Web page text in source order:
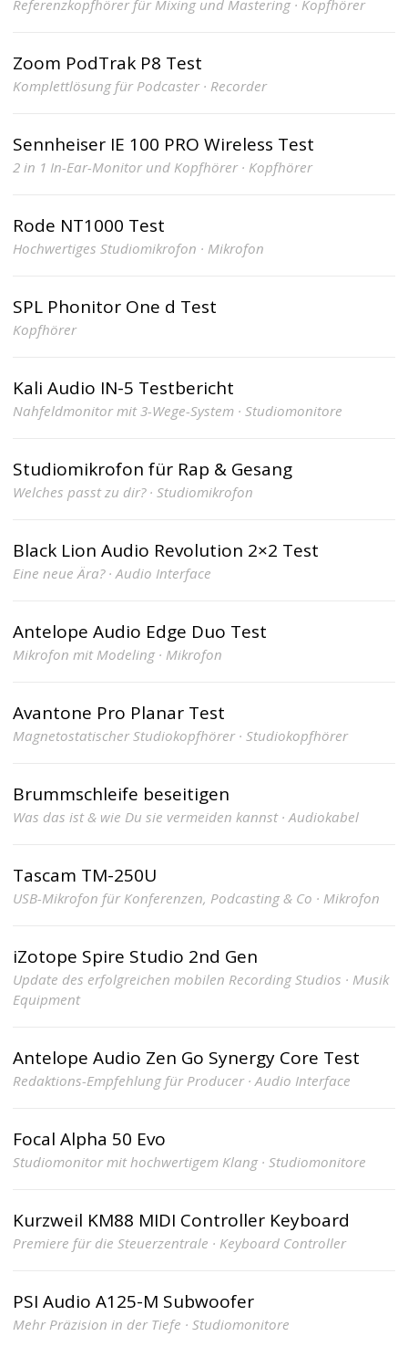
Referenzkopfhörer für Mixing und Mastering · Kopfhörer
Zoom PodTrak P8 Test
Komplettlösung für Podcaster · Recorder
Sennheiser IE 100 PRO Wireless Test
2 in 1 In-Ear-Monitor und Kopfhörer · Kopfhörer
Rode NT1000 Test
Hochwertiges Studiomikrofon · Mikrofon
SPL Phonitor One d Test
Kopfhörer
Kali Audio IN-5 Testbericht
Nahfeldmonitor mit 3-Wege-System · Studiomonitore
Studiomikrofon für Rap & Gesang
Welches passt zu dir? · Studiomikrofon
Black Lion Audio Revolution 2×2 Test
Eine neue Ära? · Audio Interface
Antelope Audio Edge Duo Test
Mikrofon mit Modeling · Mikrofon
Avantone Pro Planar Test
Magnetostatischer Studiokopfhörer · Studiokopfhörer
Brummschleife beseitigen
Was das ist & wie Du sie vermeiden kannst · Audiokabel
Tascam TM-250U
USB-Mikrofon für Konferenzen, Podcasting & Co · Mikrofon
iZotope Spire Studio 2nd Gen
Update des erfolgreichen mobilen Recording Studios · Musik
Equipment
Antelope Audio Zen Go Synergy Core Test
Redaktions-Empfehlung für Producer · Audio Interface
Focal Alpha 50 Evo
Studiomonitor mit hochwertigem Klang · Studiomonitore
Kurzweil KM88 MIDI Controller Keyboard
Premiere für die Steuerzentrale · Keyboard Controller
PSI Audio A125-M Subwoofer
Mehr Präzision in der Tiefe · Studiomonitore